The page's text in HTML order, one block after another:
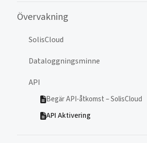
Övervakning
SolisCloud
Dataloggningsminne
API
Begär API-åtkomst – SolisCloud
API Aktivering